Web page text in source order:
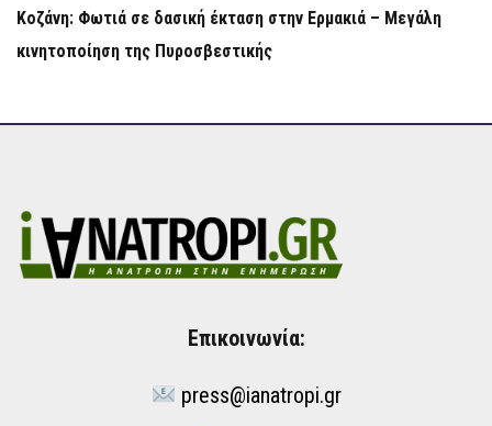
Κοζάνη: Φωτιά σε δασική έκταση στην Ερμακιά – Μεγάλη
κινητοποίηση της Πυροσβεστικής
Επικοινωνία:
press@ianatropi.gr